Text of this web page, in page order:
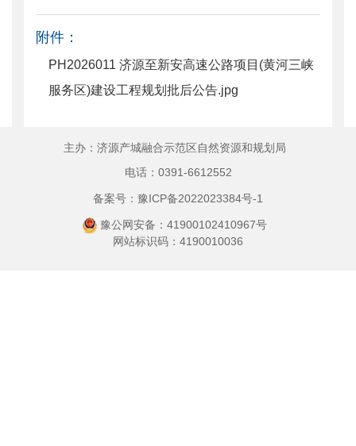
附件：
PH2026011 济源至新安高速公路项目(黄河三峡
服务区)建设工程规划批后公告.jpg
主办：济源产城融合示范区自然资源和规划局
电话：0391-6612552
备案号：豫ICP备2022023384号-1
豫公网安备：41900102410967号
网站标识码：4190010036